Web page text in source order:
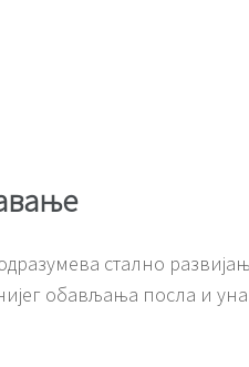
стално
обављања посла и